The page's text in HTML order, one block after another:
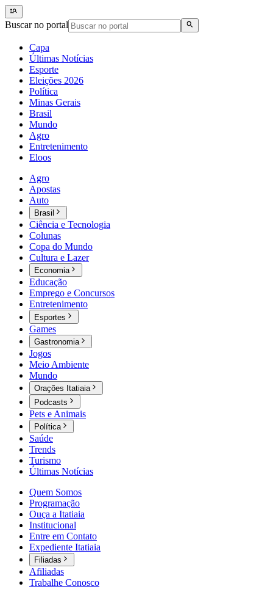
Buscar no portal
Capa
Últimas Notícias
Esporte
Eleições 2026
Política
Minas Gerais
Brasil
Mundo
Agro
Entretenimento
Eloos
Agro
Apostas
Auto
Brasil
Ciência e Tecnologia
Colunas
Copa do Mundo
Cultura e Lazer
Economia
Educação
Emprego e Concursos
Entretenimento
Esportes
Games
Gastronomia
Jogos
Meio Ambiente
Mundo
Orações Itatiaia
Podcasts
Pets e Animais
Política
Saúde
Trends
Turismo
Últimas Notícias
Quem Somos
Programação
Ouça a Itatiaia
Institucional
Entre em Contato
Expediente Itatiaia
Filiadas
Afiliadas
Trabalhe Conosco